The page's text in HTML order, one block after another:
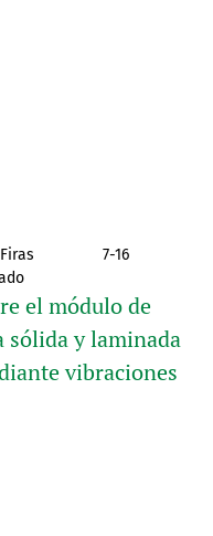
7-16
el módulo de
sólida y laminada
vibraciones